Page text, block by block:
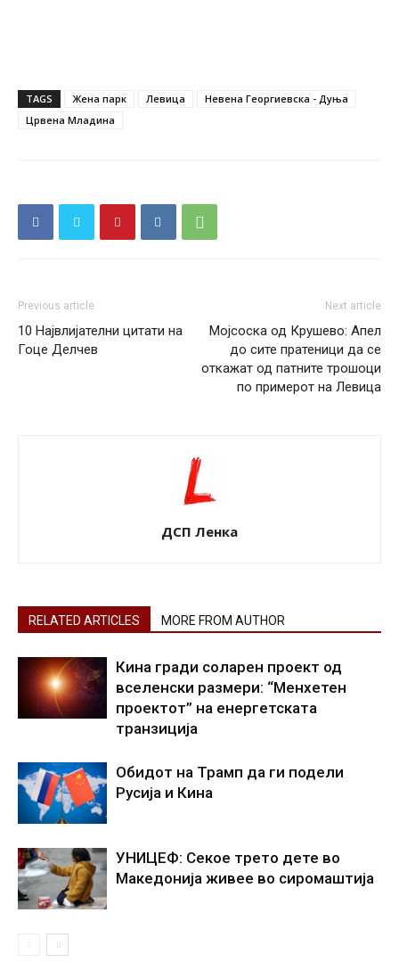
TAGS Жена парк Левица
Невена Георгиевска - Дуња
Црвена Младина
Previous article
10 Највлијателни цитати на
Гоце Делчев
Next article
Мојсоска од Крушево: Апел
до сите пратеници да се
откажат од патните трошоци
по примерот на Левица
ДСП Ленка
RELATED ARTICLES MORE FROM AUTHOR
Кина гради соларен проект од
вселенски размери: “Менхетен
проектот” на енергетската
транзиција
Обидот на Трамп да ги подели
Русија и Кина
УНИЦЕФ: Секое трето дете во
Македонија живее во сиромаштија